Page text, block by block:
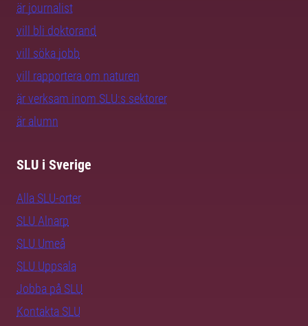
är journalist
vill bli doktorand
vill söka jobb
vill rapportera om naturen
är verksam inom SLU:s sektorer
är alumn
SLU i Sverige
Alla SLU-orter
SLU Alnarp
SLU Umeå
SLU Uppsala
Jobba på SLU
Kontakta SLU